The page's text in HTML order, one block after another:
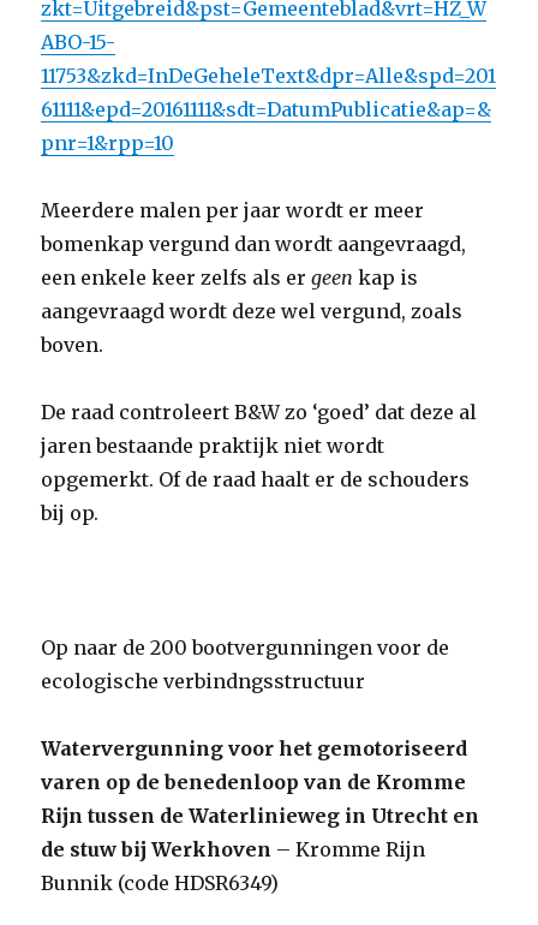
zkt=Uitgebreid&pst=Gemeenteblad&vrt=HZ_W
ABO-15-
11753&zkd=InDeGeheleText&dpr=Alle&spd=201
61111&epd=20161111&sdt=DatumPublicatie&ap=&
pnr=1&rpp=10
Meerdere malen per jaar wordt er meer
bomenkap vergund dan wordt aangevraagd,
een enkele keer zelfs als ergeen kap is
aangevraagd wordt deze wel vergund, zoals
boven.
De raad controleert B&W zo ‘goed’ dat deze al
jaren bestaande praktijk niet wordt
opgemerkt. Of de raad haalt er de schouders
bij op.
Op naar de 200 bootvergunningen voor de
ecologische verbindngsstructuur
Watervergunning voor het gemotoriseerd
varen op de benedenloop van de Kromme
Rijn tussen de Waterlinieweg in Utrecht en
de stuw bij Werkhoven – Kromme Rijn
Bunnik (code HDSR6349)